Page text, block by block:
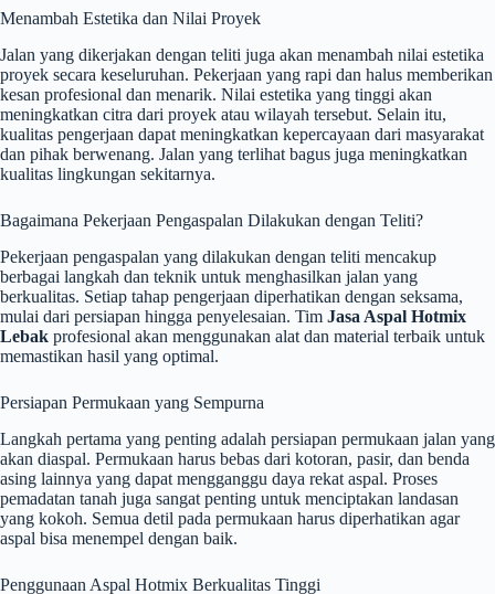
Menambah Estetika dan Nilai Proyek
Jalan yang dikerjakan dengan teliti juga akan menambah nilai estetika
proyek secara keseluruhan. Pekerjaan yang rapi dan halus memberikan
kesan profesional dan menarik. Nilai estetika yang tinggi akan
meningkatkan citra dari proyek atau wilayah tersebut. Selain itu,
kualitas pengerjaan dapat meningkatkan kepercayaan dari masyarakat
dan pihak berwenang. Jalan yang terlihat bagus juga meningkatkan
kualitas lingkungan sekitarnya.
Bagaimana Pekerjaan Pengaspalan Dilakukan dengan Teliti?
Pekerjaan pengaspalan yang dilakukan dengan teliti mencakup
berbagai langkah dan teknik untuk menghasilkan jalan yang
berkualitas. Setiap tahap pengerjaan diperhatikan dengan seksama,
mulai dari persiapan hingga penyelesaian. Tim Jasa Aspal Hotmix
Lebak profesional akan menggunakan alat dan material terbaik untuk
memastikan hasil yang optimal.
Persiapan Permukaan yang Sempurna
Langkah pertama yang penting adalah persiapan permukaan jalan yang
akan diaspal. Permukaan harus bebas dari kotoran, pasir, dan benda
asing lainnya yang dapat mengganggu daya rekat aspal. Proses
pemadatan tanah juga sangat penting untuk menciptakan landasan
yang kokoh. Semua detil pada permukaan harus diperhatikan agar
aspal bisa menempel dengan baik.
Penggunaan Aspal Hotmix Berkualitas Tinggi